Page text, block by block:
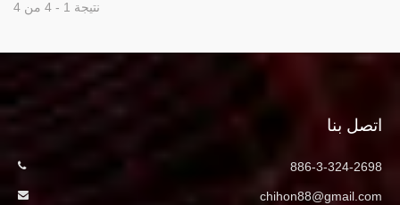
نتيجة 1 - 4 من 4
اتصل بنا
886-3-324-2698
chihon88@gmail.com